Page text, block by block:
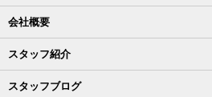
会社概要
スタッフ紹介
スタッフブログ